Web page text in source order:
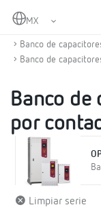
Home
Banco de capacitores
Banco de
Banco de
por
Limpiar serie